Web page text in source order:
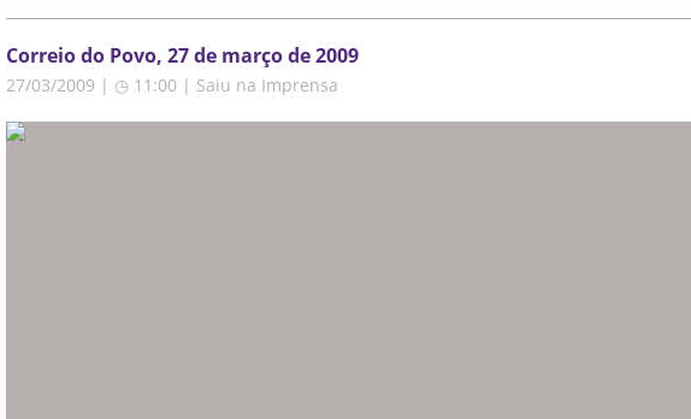
Correio do Povo, 27 de março de 2009
27/03/2009 | ◷ 11:00 | Saiu na Imprensa